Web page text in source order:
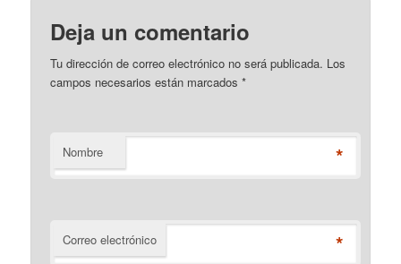
Deja un comentario
Tu dirección de correo electrónico no será publicada. Los
campos necesarios están marcados*
Nombre *
Correo electrónico *